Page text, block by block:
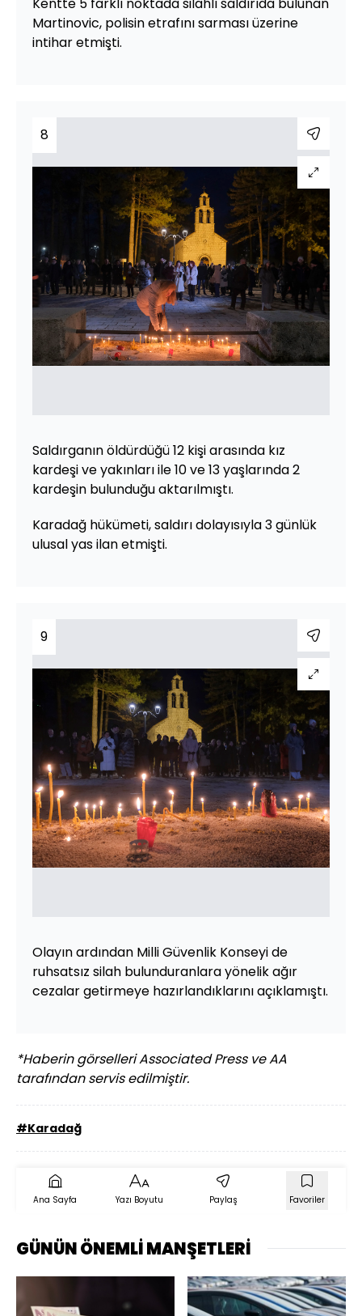
Martinovic, polisin etrafını sarması üzerine
intihar etmişti.
8
Saldırganın öldürdüğü 12 kişi arasında kız
kardeşi ve yakınları ile 10 ve 13 yaşlarında 2
kardeşin bulunduğu aktarılmıştı.
Karadağ hükümeti, saldırı dolayısıyla 3 günlük
ulusal yas ilan etmişti.
9
Olayın ardından Milli Güvenlik Konseyi de
ruhsatsız silah bulunduranlara yönelik ağır
cezalar getirmeye hazırlandıklarını açıklamıştı.
*Haberin görselleri Associated Press ve AA
tarafından servis edilmiştir.
#Karadağ
Ana Sayfa Yazı Boyutu Paylaş Favoriler
GÜNÜN ÖNEMLİ MANŞETLERİ